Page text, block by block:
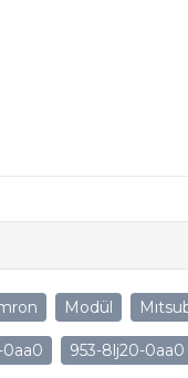
Modül
0aa0 953-8lj20-0aa0